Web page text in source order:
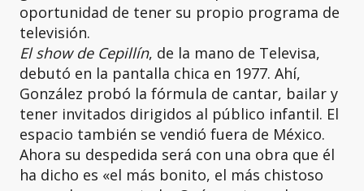
oportunidad de tener su propio programa de
televisión.
El show de Cepillín, de la mano de Televisa,
debutó en la pantalla chica en 1977. Ahí,
González probó la fórmula de cantar, bailar y
tener invitados dirigidos al público infantil. El
espacio también se vendió fuera de México.
Ahora su despedida será con una obra que él
ha dicho es «el más bonito, el más chistoso